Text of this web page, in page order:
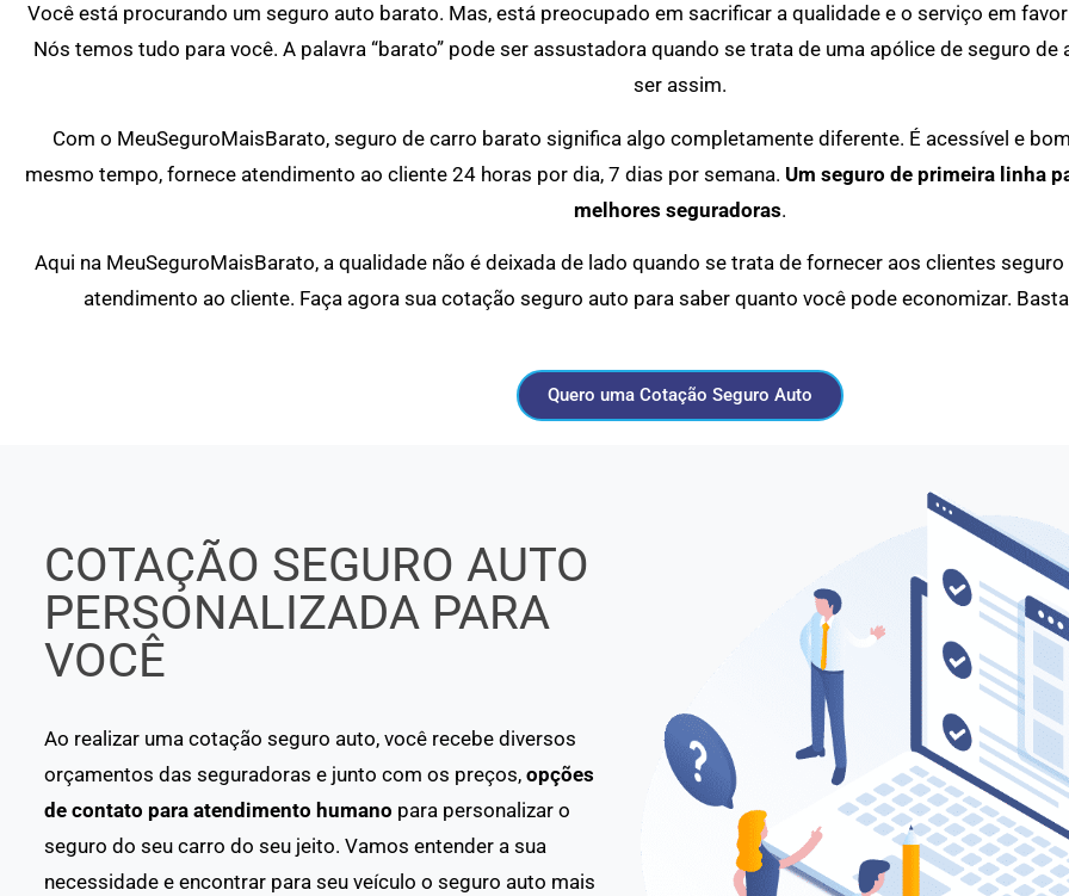
Você está procurando um seguro auto barato. Mas, está preocupado em sacrificar a qualidade e o serviço em
Nós temos tudo para você. A palavra “barato” pode ser assustadora quando se trata de uma apólice de seguro
ser assim.
Com o MeuSeguroMaisBarato, seguro de carro barato significa algo completamente diferente. É acessível e
mesmo tempo, fornece atendimento ao cliente 24 horas por dia, 7 dias por semana. Um seguro de primeira linha
melhores seguradoras.
Aqui na MeuSeguroMaisBarato, a qualidade não é deixada de lado quando se trata de fornecer aos clientes
atendimento ao cliente. Faça agora sua cotação seguro auto para saber quanto você pode economizar.
Quero uma Cotação Seguro Auto
COTAÇÃO SEGURO AUTO
PERSONALIZADA PARA
VOCÊ
Ao realizar uma cotação seguro auto, você recebe diversos
orçamentos das seguradoras e junto com os preços, opções
de contato para atendimento humano para personalizar o
seguro do seu carro do seu jeito. Vamos entender a sua
necessidade e encontrar para seu veículo o seguro auto mais